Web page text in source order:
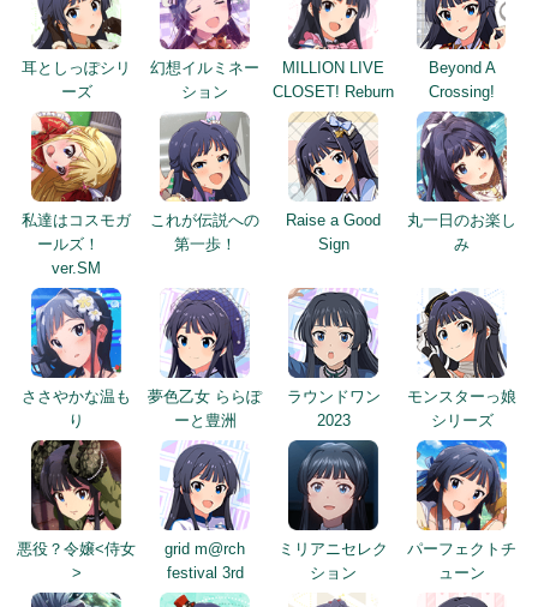
耳としっぽシリ
ーズ
幻想イルミネー
ション
MILLION LIVE
CLOSET! Reburn
Beyond A
Crossing!
私達はコスモガ
ールズ！
ver.SM
これが伝説への
第一歩！
Raise a Good
Sign
丸一日のお楽し
み
ささやかな温も
り
夢色乙女 ららぽ
ーと豊洲
ラウンドワン
2023
モンスターっ娘
シリーズ
悪役？令嬢<侍女
>
grid m@rch
festival 3rd
ミリアニセレク
ション
パーフェクトチ
ューン